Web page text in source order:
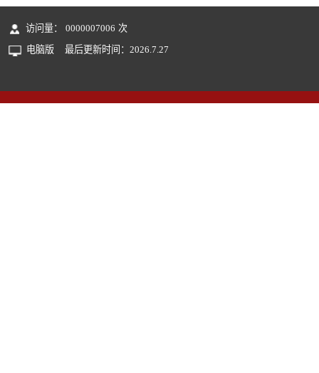
访问量： 0000007006 次
电脑版
最后更新时间： 2026.7.27